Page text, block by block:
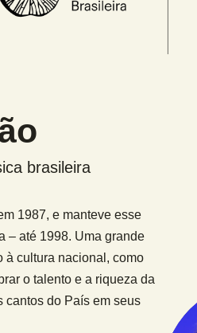
brasileira
1987, e manteve esse
– até 1998. Uma grande
à cultura nacional, como
o talento e a riqueza da
cantos do País em seus